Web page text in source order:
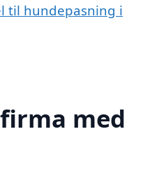
til hundepasning i
med